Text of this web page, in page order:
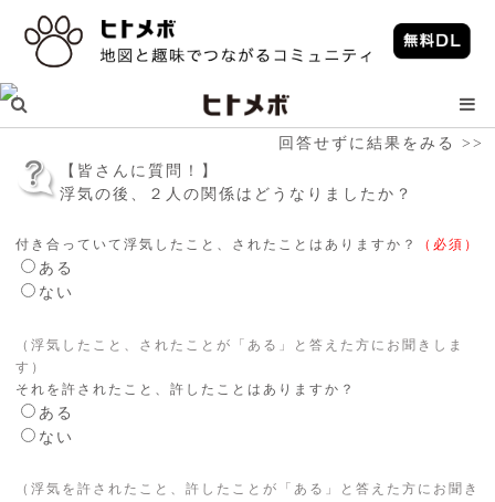
回答せずに結果をみる >>
【皆さんに質問！】
浮気の後、２人の関係はどうなりましたか？
付き合っていて浮気したこと、されたことはありますか？ （必須）
ある
ない
（浮気したこと、されたことが「ある」と答えた方にお聞きしま
す）
それを許されたこと、許したことはありますか？
ある
ない
（浮気を許されたこと、許したことが「ある」と答えた方にお聞き